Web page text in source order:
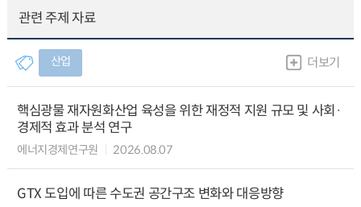
관련 주제 자료
산업 더보기
핵심광물 재자원화산업 육성을 위한 재정적 지원 규모 및 사회·
경제적 효과 분석 연구
에너지경제연구원 2026.08.07
GTX 도입에 따른 수도권 공간구조 변화와 대응방향